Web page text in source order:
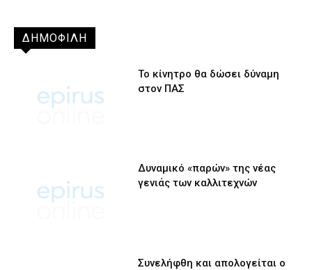
ΔΗΜΟΦΙΛΗ
Το κίνητρο θα δώσει δύναμη
στον ΠΑΣ
Δυναμικό «παρών» της νέας
γενιάς των καλλιτεχνών
Συνελήφθη και απολογείται ο